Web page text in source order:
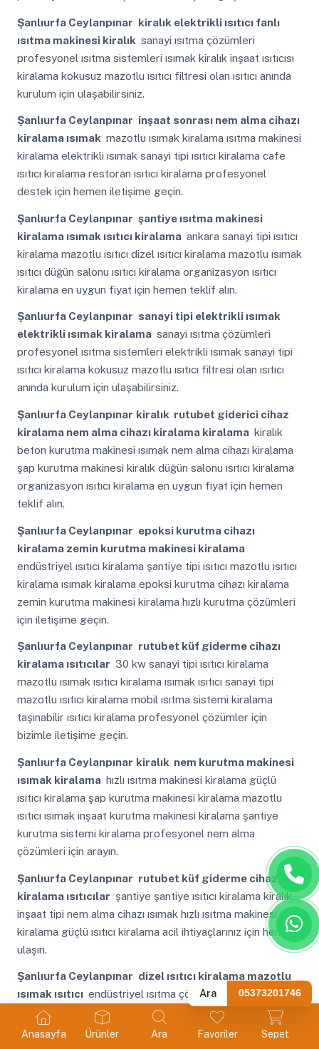
Anasayfa Ürünler Ara Favoriler Sepet
Şanlıurfa Ceylanpınar kiralık elektrikli ısıtıcı fanlı
ısıtma makinesi kiralık sanayi ısıtma çözümleri
profesyonel ısıtma sistemleri ısımak kiralık inşaat ısıtıcısı
kiralama kokusuz mazotlu ısıtıcı filtresi olan ısıtıcı anında
kurulum için ulaşabilirsiniz.
Şanlıurfa Ceylanpınar inşaat sonrası nem alma cihazı
kiralama ısımak mazotlu ısımak kiralama ısıtma makinesi
kiralama elektrikli ısımak sanayi tipi ısıtıcı kiralama cafe
ısıtıcı kiralama restoran ısıtıcı kiralama profesyonel
destek için hemen iletişime geçin.
Şanlıurfa Ceylanpınar şantiye ısıtma makinesi
kiralama ısımak ısıtıcı kiralama ankara sanayi tipi ısıtıcı
kiralama mazotlu ısıtıcı dizel ısıtıcı kiralama mazotlu ısımak
ısıtıcı düğün salonu ısıtıcı kiralama organizasyon ısıtıcı
kiralama en uygun fiyat için hemen teklif alın.
Şanlıurfa Ceylanpınar sanayi tipi elektrikli ısımak
elektrikli ısımak kiralama sanayi ısıtma çözümleri
profesyonel ısıtma sistemleri elektrikli ısımak sanayi tipi
ısıtıcı kiralama kokusuz mazotlu ısıtıcı filtresi olan ısıtıcı
anında kurulum için ulaşabilirsiniz.
Şanlıurfa Ceylanpınar kiralık rutubet giderici cihaz
kiralama nem alma cihazı kiralama kiralama kiralık
beton kurutma makinesi ısımak nem alma cihazı kiralama
şap kurutma makinesi kiralık düğün salonu ısıtıcı kiralama
organizasyon ısıtıcı kiralama en uygun fiyat için hemen
teklif alın.
Şanlıurfa Ceylanpınar epoksi kurutma cihazı
kiralama zemin kurutma makinesi kiralama
endüstriyel ısıtıcı kiralama şantiye tipi ısıtıcı mazotlu ısıtıcı
kiralama ısımak kiralama epoksi kurutma cihazı kiralama
zemin kurutma makinesi kiralama hızlı kurutma çözümleri
için iletişime geçin.
Şanlıurfa Ceylanpınar rutubet küf giderme cihazı
kiralama ısıtıcılar 30 kw sanayi tipi ısıtıcı kiralama
mazotlu ısımak ısıtıcı kiralama ısımak ısıtıcı sanayi tipi
mazotlu ısıtıcı kiralama mobil ısıtma sistemi kiralama
taşınabilir ısıtıcı kiralama profesyonel çözümler için
bizimle iletişime geçin.
Şanlıurfa Ceylanpınar kiralık nem kurutma makinesi
ısımak kiralama hızlı ısıtma makinesi kiralama güçlü
ısıtıcı kiralama şap kurutma makinesi kiralama mazotlu
ısıtıcı ısımak inşaat kurutma makinesi kiralama şantiye
kurutma sistemi kiralama profesyonel nem alma
çözümleri için arayın.
Şanlıurfa Ceylanpınar rutubet küf giderme cihazı
kiralama ısıtıcılar şantiye şantiye ısıtıcı kiralama kiralık
inşaat tipi nem alma cihazı ısımak hızlı ısıtma makinesi
kiralama güçlü ısıtıcı kiralama acil ihtiyaçlarınız için hemen
ulaşın.
Şanlıurfa Ceylanpınar dizel ısıtıcı kiralama mazotlu
ısımak ısıtıcı endüstriyel ısıtma çözümleri güçlü ısıtma
sistemleri helikopter şap kurutma cihazı ısımak kiralık
hangar ısıtıcı kiralama çadır ısıtma sistemi kiralama size
Ara 05373201746